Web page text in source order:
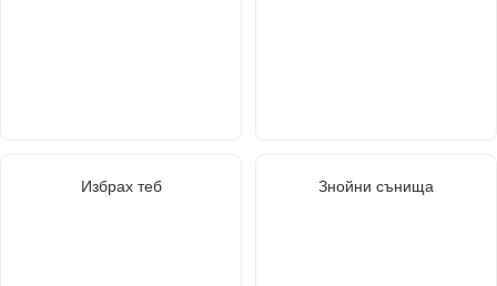
Избрах теб Знойни сънища